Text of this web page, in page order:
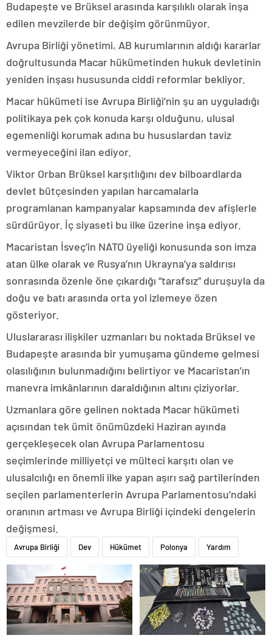
Budapeşte ve Brüksel arasında karşılıklı olarak inşa
edilen mevzilerde bir değişim görünmüyor.
Avrupa Birliği yönetimi, AB kurumlarının aldığı kararlar
doğrultusunda Macar hükümetinden hukuk devletinin
yeniden inşası hususunda ciddi reformlar bekliyor.
Macar hükümeti ise Avrupa Birliği’nin şu an uyguladığı
politikaya pek çok konuda karşı olduğunu, ulusal
egemenliği korumak adına bu hususlardan taviz
vermeyeceğini ilan ediyor.
Viktor Orban Brüksel karşıtlığını dev bilboardlarda
devlet bütçesinden yapılan harcamalarla
programlanan kampanyalar kapsamında dev afişlerle
sürdürüyor. İç siyaseti bu ilke üzerine inşa ediyor.
Macaristan İsveç’in NATO üyeliği konusunda son imza
atan ülke olarak ve Rusya’nın Ukrayna’ya saldırısı
sonrasında özenle öne çıkardığı “tarafsız” duruşuyla da
doğu ve batı arasında orta yol izlemeye özen
gösteriyor.
Uluslararası ilişkiler uzmanları bu noktada Brüksel ve
Budapeşte arasında bir yumuşama gündeme gelmesi
olasılığının bulunmadığını belirtiyor ve Macaristan’ın
manevra imkânlarının daraldığının altını çiziyorlar.
Uzmanlara göre gelinen noktada Macar hükümeti
açısından tek ümit önümüzdeki Haziran ayında
gerçekleşecek olan Avrupa Parlamentosu
seçimlerinde milliyetçi ve mülteci karşıtı olan ve
ulusalcılığı en önemli ilke yapan aşırı sağ partilerinden
seçilen parlamenterlerin Avrupa Parlamentosu’ndaki
oranının artması ve Avrupa Birliği içindeki dengelerin
değişmesi.
Avrupa Birliği Dev Hükümet Polonya Yardım